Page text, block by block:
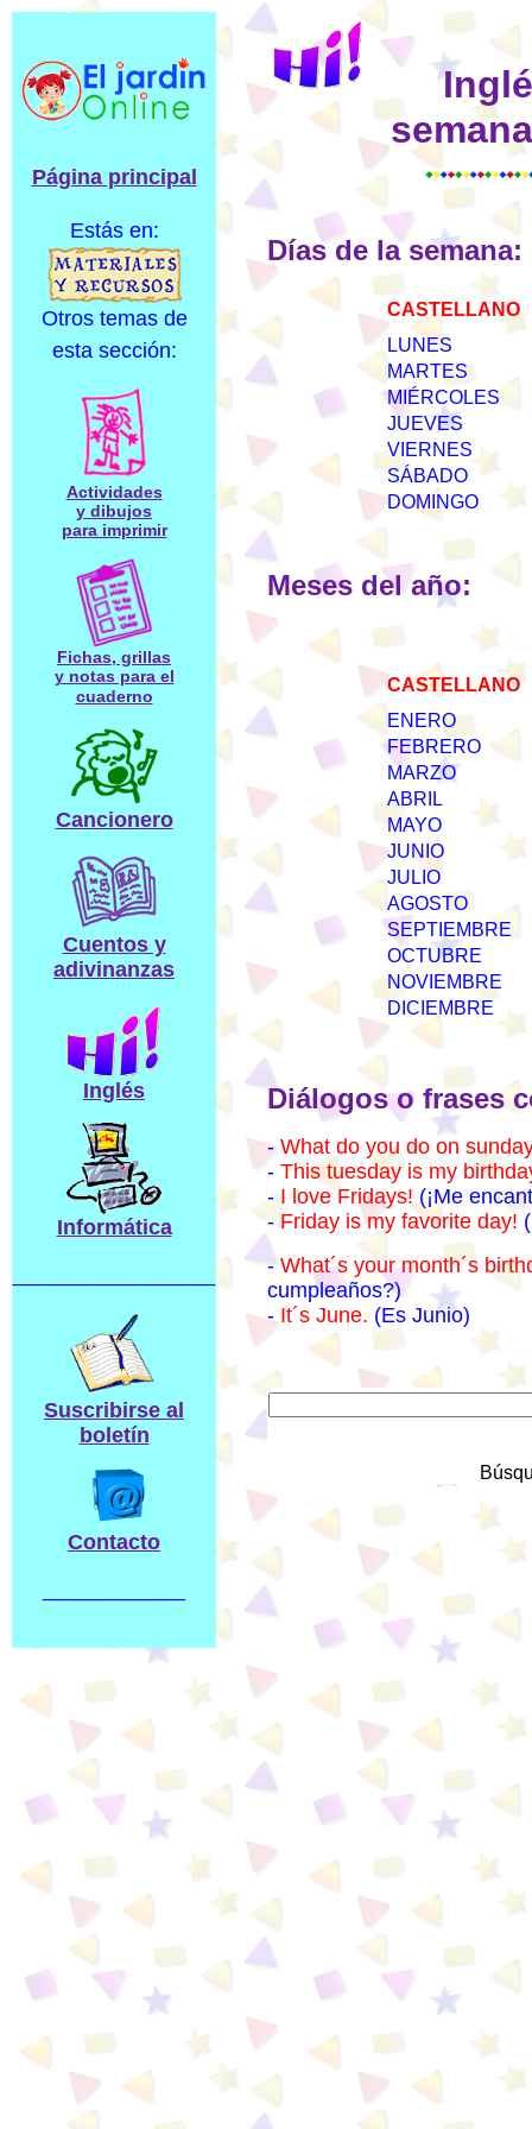
Página principal
Estás en:
Otros temas de
esta sección:
Actividades
y dibujos
para imprimir
Fichas, grillas
y notas para el
cuaderno
Cancionero
Cuentos y
adivinanzas
Inglés
Informática
Suscribirse al
boletín
Contacto
Días de la semana:
CASTELLANO
LUNES
MARTES
MIÉRCOLES
JUEVES
VIERNES
SÁBADO
DOMINGO
Meses del año:
CASTELLANO
ENERO
FEBRERO
MARZO
ABRIL
MAYO
JUNIO
JULIO
AGOSTO
SEPTIEMBRE
OCTUBRE
NOVIEMBRE
DICIEMBRE
Diálogos o frases
-What do you do on
- This tuesday is my
-I love Fridays!(¡Me
- Friday is my favorite day!
-What´s your month´s
cumpleaños?)
- It´s June. (Es Junio)